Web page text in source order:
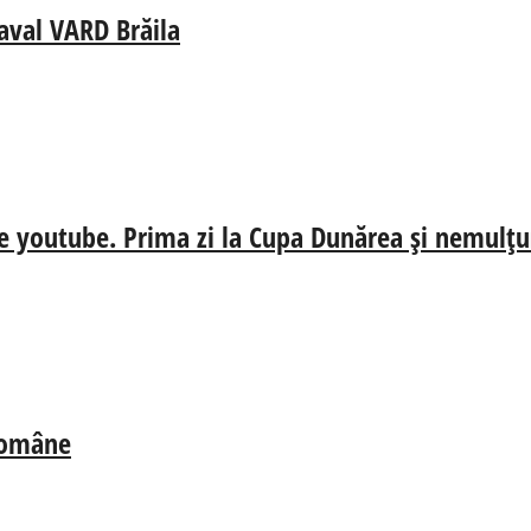
VARD Brăila
youtube. Prima zi la Cupa Dunărea și